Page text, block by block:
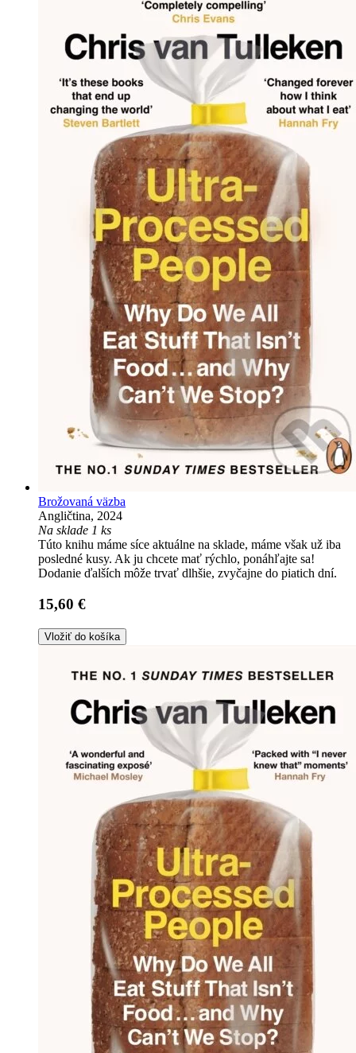
Brožovaná väzba
Angličtina, 2024
Na sklade 1 ks
Túto knihu máme síce aktuálne na sklade, máme však už iba
posledné kusy. Ak ju chcete mať rýchlo, ponáhľajte sa!
Dodanie ďalších môže trvať dlhšie, zvyčajne do piatich dní.
15,60 €
Vložiť do košíka